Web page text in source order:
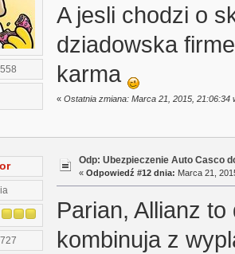
A jesli chodzi o
dziadowska
karma
« Ostatnia zmiana: Marca 21, 2015, 21:06:34
Odp: Ubezpieczenie Auto Casco
« Odpowiedź #12 dnia: Marca 21,
Parian, Allianz
kombinuja z